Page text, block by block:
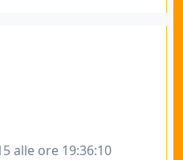
alle ore 19:36:10